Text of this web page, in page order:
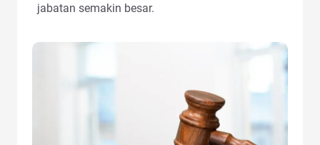
jabatan semakin besar.